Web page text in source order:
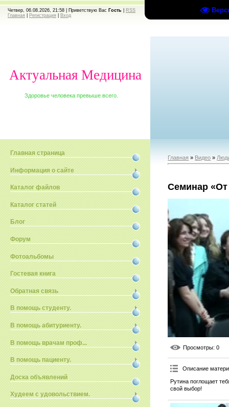
Четвер, 06.08.2026, 21:58 | Приветствую Вас Гость
RSS
Главная
Регистрация Вход
Актуальная Медицина
Здоровье человека превыше всего.
Главная страница
Информация о сайте
Каталог файлов
Каталог статей
Блог
Форум
Фотоальбомы
Гостевая книга
Обратная связь
В помощь студенту.
В помощь абитуриенту.
В помощь врачам проф...
В помощь пациенту.
Доска объявлений
Худеем с удовольствием.
Главная » Видео »
Семинар «От
Просмотры: 0
Описание
Рутина поглощает
свой выбор!